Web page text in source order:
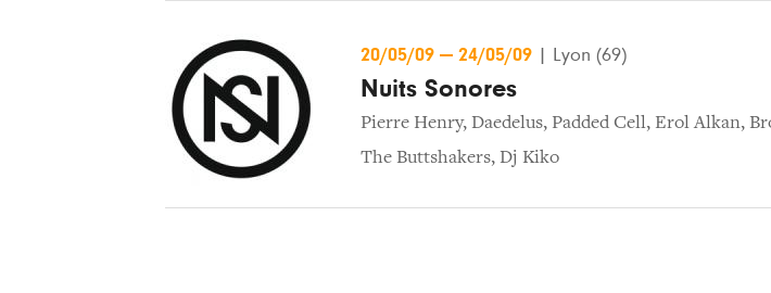
20/05/09 — 24/05/09 Lyon (69)
Nuits Sonores
Pierre Henry, Daedelus, Padded Cell, Erol Alkan,
The Buttshakers, Dj Kiko